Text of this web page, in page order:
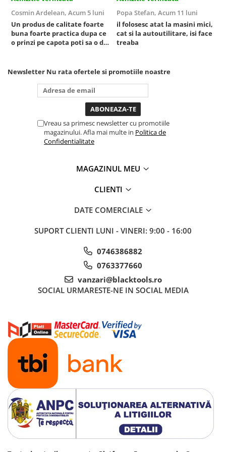
Sisteme de ridicare si sustinere
Capre Auto
Cricuri Hidraulice
Truse de biti
Vulcanizare
Masini de echilibrat roti
Piese de schimb
Cosmin Ardelean, Acum 5 luni
Un produs de calitate foarte
buna foarte practica dupa ce
o prinzi pe capota poti sa o dai
puternica si de la baterie care
tine destul de mult dar daca o
bagi la priza nu mai ai treaba
toata ziua ,ce...
Popa Stefan, Acum 11 luni
il folosesc atat la masini mici,
cat si la autoutilitare, isi face
treaba
Newsletter Nu rata ofertele si promotiile noastre
Vreau sa primesc newsletter cu promotiile
magazinului. Afla mai multe in Politica de
Confidentialitate
MAGAZINUL MEU
CLIENTI
DATE COMERCIALE
SUPORT CLIENTI LUNI - VINERI: 9:00 - 16:00
0746386882
0763377660
vanzari@blacktools.ro
SOCIAL URMARESTE-NE IN SOCIAL MEDIA